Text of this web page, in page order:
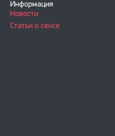
Информация
Новости
Статьи о сексе